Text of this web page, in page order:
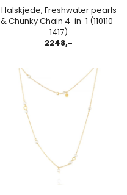
Halskjede, Freshwater pearls
& Chunky Chain 4-in-1 (110110-
1417)
2248,-